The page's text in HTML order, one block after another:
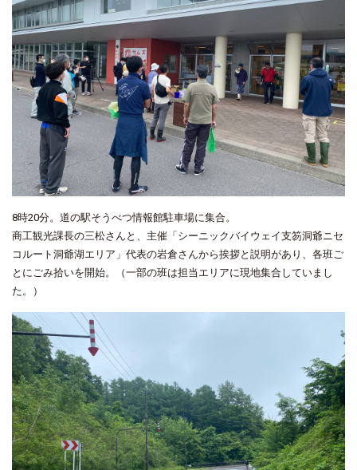
8時20分。道の駅そうべつ情報館駐車場に集合。
商工観光課長の三松さんと、主催「シーニックバイウェイ支笏洞爺ニセ
コルート洞爺湖エリア」代表の岩倉さんから挨拶と説明があり、各班ご
とにごみ拾いを開始。（一部の班は担当エリアに現地集合していまし
た。）